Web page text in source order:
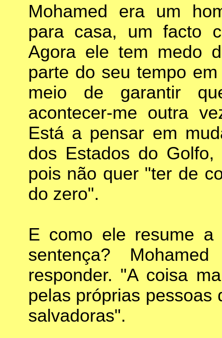
Mohamed era um
para casa, um facto
Agora ele tem medo
parte do seu tempo
meio de garantir
acontecer-me outra
Está a pensar em
dos Estados do
pois não quer "ter de
do zero".
E como ele resume a
sentença?
responder. "A coisa
pelas próprias pessoas
salvadoras".